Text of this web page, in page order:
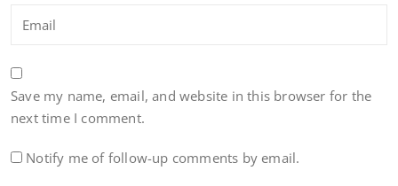
Save my name, email, and website in this browser for the
next time I comment.
Notify me of follow-up comments by email.